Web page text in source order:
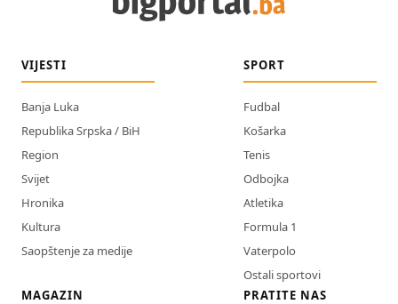
VIJESTI
Banja Luka
Republika Srpska / BiH
Region
Svijet
Hronika
Kultura
Saopštenje za medije
SPORT
Fudbal
Košarka
Tenis
Odbojka
Atletika
Formula 1
Vaterpolo
Ostali sportovi
MAGAZIN
PRATITE NAS